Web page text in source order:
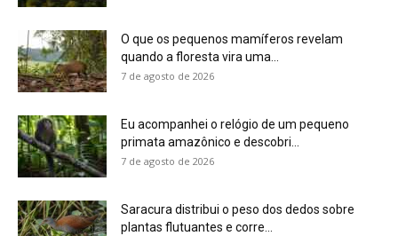
O que os pequenos mamíferos revelam
quando a floresta vira uma...
7 de agosto de 2026
Eu acompanhei o relógio de um pequeno
primata amazônico e descobri...
7 de agosto de 2026
Saracura distribui o peso dos dedos sobre
plantas flutuantes e corre...